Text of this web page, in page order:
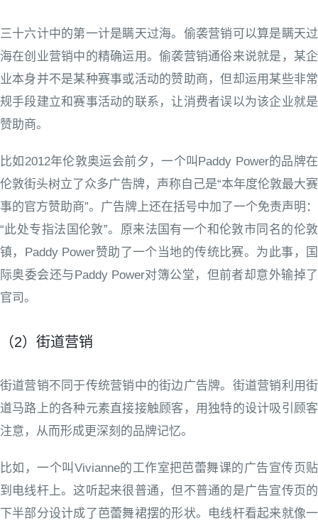
三十六计中的第一计是瞒天过海。偷袭营销可以算是瞒天过
海在创业营销中的精确运用。偷袭营销通俗来说就是，某企
业本身并不是某种赛事或活动的赞助商，但却运用某些非常
规手段建立和赛事活动的联系，让消费者误以为该企业就是
赞助商。
比如2012年伦敦奥运会前夕，一个叫Paddy Power的品牌在
伦敦街头树立了众多广告牌，声称自己是“本年度伦敦最大赛
事的官方赞助商”。广告牌上还在括号中加了一个免责声明：
“此处专指法国伦敦”。原来法国有一个和伦敦市同名的伦敦
镇，Paddy Power赞助了一个当地的传统比赛。为此事，国
际奥委会还与Paddy Power对簿公堂，但前者却意外输掉了
官司。
（2）街道营销
街道营销不同于传统营销中的街边广告牌。街道营销利用街
道马路上的各种元素直接接触顾客，用独特的设计吸引顾客
注意，从而形成更深刻的品牌记忆。
比如，一个叫Vivianne的工作室把芭蕾舞课的广告宣传页贴
到电线杆上。这听起来很普通，但不普通的是广告宣传页的
下半部分设计成了芭蕾舞裙摆的形状。电线杆看起来就像一